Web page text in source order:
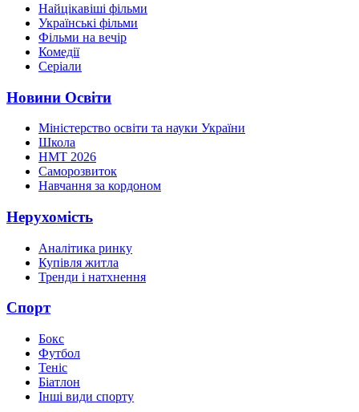
Найцікавіші фільми
Українські фільми
Фільми на вечір
Комедії
Серіали
Новини Освіти
Міністерство освіти та науки України
Школа
НМТ 2026
Саморозвиток
Навчання за кордоном
Нерухомість
Аналітика ринку
Купівля житла
Тренди і натхнення
Спорт
Бокс
Футбол
Теніс
Біатлон
Інші види спорту